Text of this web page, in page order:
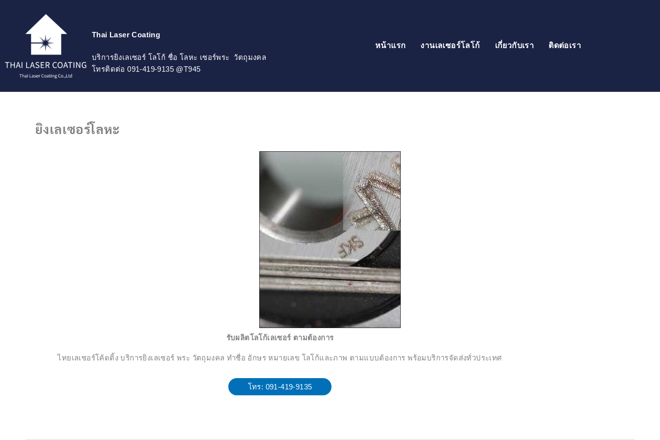
Thai Laser Coating
บริการยิงเลเซอร์ โลโก้ ชื่อ โลหะ เซอร์พระ วัตถุมงคล
โทรติดต่อ 091-419-9135 @T945
หน้าแรก งานเลเซอร์โลโก้ เกี่ยวกับเรา ติดต่อเรา
ยิงเลเซอร์โลหะ
รับผลิตโลโก้เลเซอร์ ตามต้องการ
ไทยเลเซอร์โค้ดติ้ง บริการยิงเลเซอร์ พระ วัตถุมงคล ทำชื่อ อักษร หมายเลข โลโก้และภาพ ตามแบบต้องการ พร้อมบริการจัดส่งทั่วประเทศ
โทร: 091-419-9135